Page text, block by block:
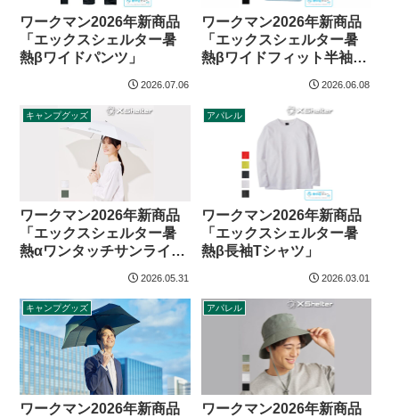
ワークマン2026年新商品
「エックスシェルター暑
熱βワイドパンツ」
2026.07.06
ワークマン2026年新商品
「エックスシェルター暑
熱βワイドフィット半袖T
2026.06.08
キャンプグッズ
ワークマン2026年新商品
「エックスシェルター暑
熱αワンタッチサンライト
2026.05.31
アパレル
ワークマン2026年新商品
「エックスシェルター暑
熱β長袖Tシャツ」
2026.03.01
キャンプグッズ
ワークマン2026年新商品
アパレル
ワークマン2026年新商品